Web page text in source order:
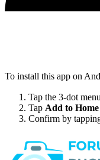
To install this app on
Tap the 3-dot
Tap Add to Home
Confirm by